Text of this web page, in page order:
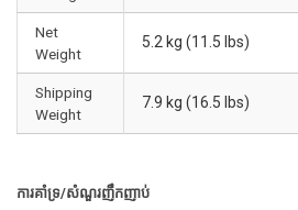
Net
Weight
5.2 kg (11.5 lbs)
Shipping
Weight
7.9 kg (16.5 lbs)
ការគាំទ្រ/សំណួរញឹកញាប់